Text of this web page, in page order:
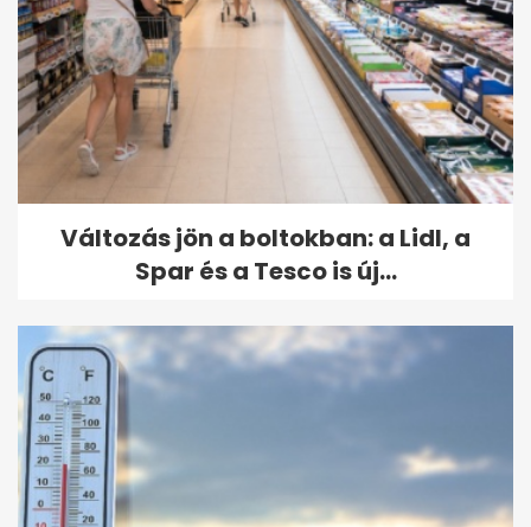
Változás jön a boltokban: a Lidl, a
Spar és a Tesco is új...